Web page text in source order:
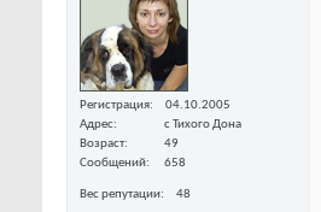
Регистрация
04.10.2005
Адрес
с Тихого Дона
Возраст
49
Сообщений
658
Вес репутации 48